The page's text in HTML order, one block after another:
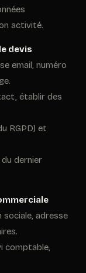
activité.
devis
email, numéro
établir des
RGPD) et
dernier
sociale, adresse
comptable,